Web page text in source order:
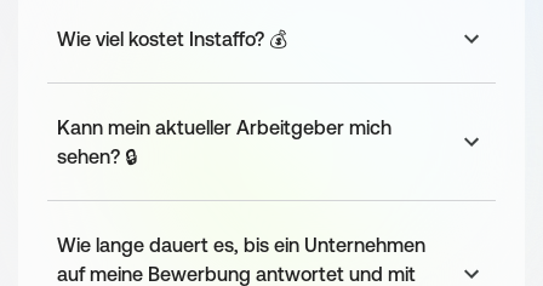
Team
Bewerbungsprozess
Erstes Interview (Cultural Fit)
Zweites Interview entweder vor Ort oder über
Teams mit der Geschäftsleitung
Freie Getränke
Wie viel kostet Instaffo? 💰
Kann mein aktueller Arbeitgeber mich
sehen? 🔒
Wie lange dauert es, bis ein Unternehmen
auf meine Bewerbung antwortet und mit